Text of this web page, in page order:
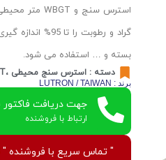
استرس سنج و WBGT متر محیطی لوترون مدل WBGT-2010SD
گراد و رطوبت
بسته و … استفاده می شود.
دسته : استرس سنج محیطی ،WGBT متر
برند : LUTRON / TAIWAN
جهت دریافت
ارتباط با فروشنده
" تماس سریع با فروشنده " 09304333638 و 09357232212